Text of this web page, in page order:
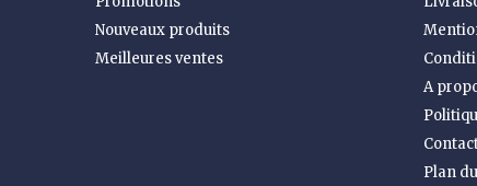
Nouveaux produits
Meilleures ventes
A
Plan